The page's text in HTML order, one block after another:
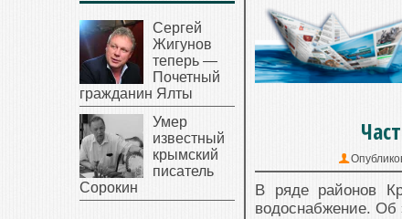
В ряде районов
водоснабжение. Об
Сергей
Жигунов
теперь —
Почетный
гражданин Ялты
Умер
известный
крымский
писатель
Сорокин